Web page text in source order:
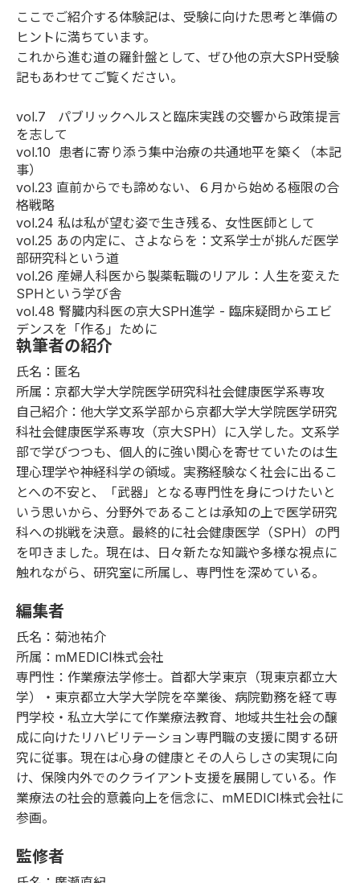
ここでご紹介する体験記は、受験に向けた思考と準備の
ヒントに満ちています。
これから進む道の羅針盤として、ぜひ他の京大SPH受験
記もあわせてご覧ください。
vol.7 パブリックヘルスと臨床実践の交響から政策提言
を志して
vol.10 患者に寄り添う集中治療の共通地平を築く（本記
事）
vol.23 直前からでも諦めない、６月から始める極限の合
格戦略
vol.24 私は私が望む姿で生き残る、女性医師として
vol.25 あの内定に、さよならを：文系学士が挑んだ医学
部研究科という道
vol.26 産婦人科医から製薬転職のリアル：人生を変えた
SPHという学び舎
vol.48 腎臓内科医の京大SPH進学 - 臨床疑問からエビ
デンスを「作る」ために
執筆者の紹介
氏名：匿名
所属：京都大学大学院医学研究科社会健康医学系専攻
自己紹介：他大学文系学部から京都大学大学院医学研究
科社会健康医学系専攻（京大SPH）に入学した。文系学
部で学びつつも、個人的に強い関心を寄せていたのは生
理心理学や神経科学の領域。実務経験なく社会に出るこ
とへの不安と、「武器」となる専門性を身につけたいと
いう思いから、分野外であることは承知の上で医学研究
科への挑戦を決意。最終的に社会健康医学（SPH）の門
を叩きました。現在は、日々新たな知識や多様な視点に
触れながら、研究室に所属し、専門性を深めている。
編集者
氏名：菊池祐介
所属：mMEDICI株式会社
専門性：作業療法学修士。首都大学東京（現東京都立大
学）・東京都立大学大学院を卒業後、病院勤務を経て専
門学校・私立大学にて作業療法教育、地域共生社会の醸
成に向けたリハビリテーション専門職の支援に関する研
究に従事。現在は心身の健康とその人らしさの実現に向
け、保険内外でのクライアント支援を展開している。作
業療法の社会的意義向上を信念に、mMEDICI株式会社に
参画。
監修者